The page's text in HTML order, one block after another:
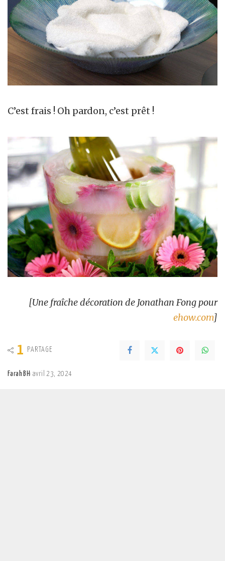
C’est frais ! Oh pardon, c’est prêt !
[Une fraîche décoration de Jonathan Fong pour
ehow.com]
1 PARTAGE
Farah BH avril 23, 2024